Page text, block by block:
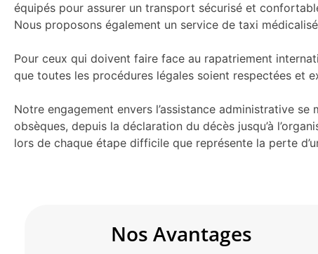
équipés pour assurer un transport sécurisé et
Nous proposons également un service de taxi
Pour ceux qui doivent faire face au rapatriement
que toutes les procédures légales soient respectées et
Notre engagement envers l’assistance administrative
obsèques, depuis la déclaration du décès jusqu’à
lors de chaque étape difficile que représente la perte
Nos Avantages